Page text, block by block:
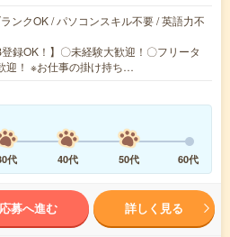
ンクOK / パソコンスキル不要 / 英語力不
登録OK！】〇未経験大歓迎！〇フリータ
！ ※お仕事の掛け持ち…
代 40代 50代 60代
応募へ進む 詳しく見る